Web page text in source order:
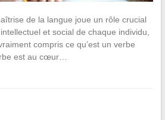
de la langue joue un rôle crucial
et social de chaque individu,
compris ce qu’est un verbe
est au cœur…